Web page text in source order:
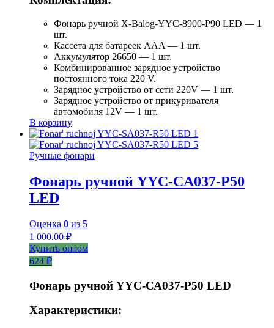
Фонарь ручной X-Balog-YYC-8900-P90 LED — 1
шт.
Кассета для батареек AAA — 1 шт.
Аккумулятор 26650 — 1 шт.
Комбинированное зарядное устройство
постоянного тока 220 V.
Зарядное устройство от сети 220V — 1 шт.
Зарядное устройство от прикуривателя
автомобиля 12V — 1 шт.
В корзину
Ручные фонари
Фонарь ручной YYC-CA037-P50
LED
Оценка 0 из 5
1 000.00 ₽
Купить оптом
624 ₽
Фонарь ручной YYC-СА037-Р50 LED
Характеристики: